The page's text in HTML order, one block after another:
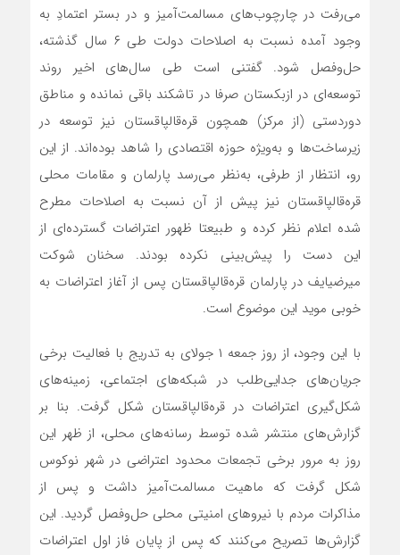
می‌رفت در چارچوب‌های مسالمت‌آمیز و در بستر اعتمادِ به
وجود آمده نسبت به اصلاحات دولت طی ۶ سال گذشته،
حل‌وفصل شود. گفتنی است طی سال‌های اخیر روند
توسعه‌ای در ازبکستان صرفا در تاشکند باقی نمانده و مناطق
دوردستی (از مرکز) همچون قره‌قالپاقستان نیز توسعه در
زیرساخت‌ها و به‌ویژه حوزه اقتصادی را شاهد بوده‌اند. از این
رو، انتظار از طرفی، به‌نظر می‌رسد پارلمان و مقامات محلی
قره‌قالپاقستان نیز پیش از آن نسبت به اصلاحات مطرح
شده اعلام نظر کرده و طبیعتا ظهور اعتراضات گسترده‌ای از
این دست را پیش‌بینی نکرده بودند. سخنان شوکت
میرضیایف در پارلمان قره‌قالپاقستان پس از آغاز اعتراضات به
خوبی موید این موضوع است.
با این وجود، از روز جمعه ۱ جولای به تدریج با فعالیت برخی
جریان‌های جدایی‌طلب در شبکه‌های اجتماعی، زمینه‌های
شکل‌گیری اعتراضات در قره‌قالپاقستان شکل گرفت. بنا بر
گزارش‌های منتشر شده توسط رسانه‌های محلی، از ظهر این
روز به مرور برخی تجمعات محدود اعتراضی در شهر نوکوس
شکل گرفت که ماهیت مسالمت‌آمیز داشت و پس از
مذاکرات مردم با نیروهای امنیتی محلی حل‌وفصل گردید. این
گزارش‌ها تصریح می‌کنند که پس از پایان فاز اول اعتراضات